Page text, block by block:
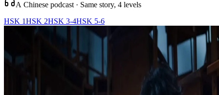
A Chinese podcast · Same story, 4 levels
HSK 1HSK 2HSK 3-4HSK 5-6